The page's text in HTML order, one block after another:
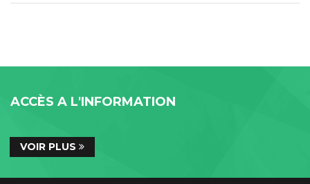
ACCÈS A L'INFORMATION
VOIR PLUS